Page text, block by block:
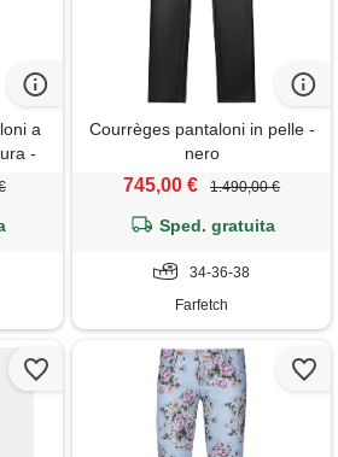
a
-
Courrèges pantaloni in pelle -
nero
745,00 € 1.490,00 €
Sped. gratuita
34-36-38
Farfetch